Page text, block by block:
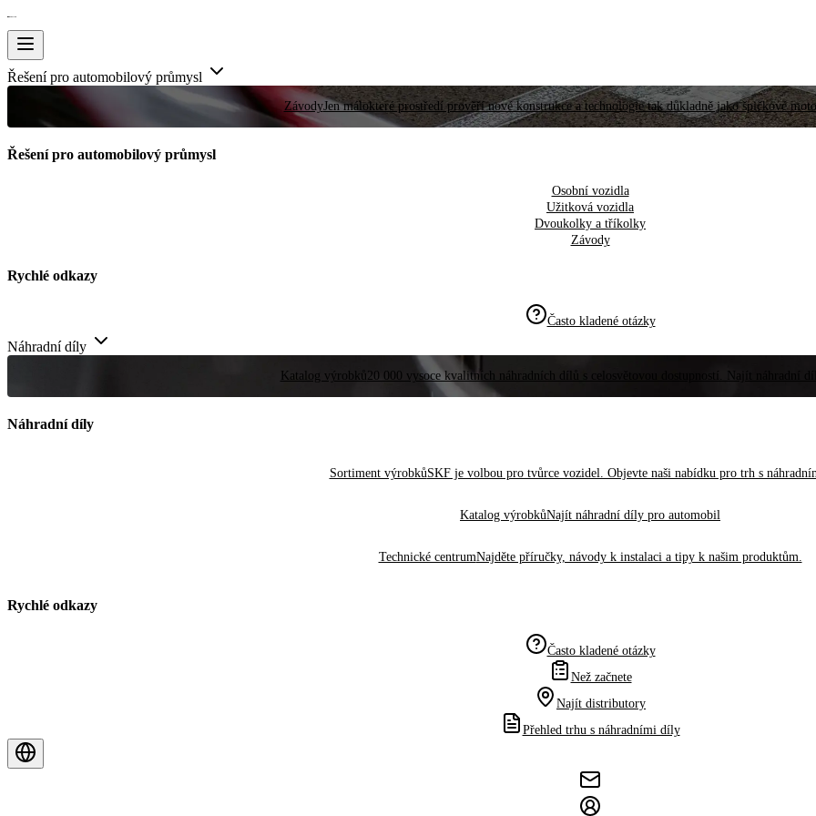
Řešení pro automobilový průmysl
ZávodyJen málokteré prostředí prověří nové konstrukce a technologie tak důkladně jako špičkové
Řešení pro automobilový průmysl
Osobní vozidla
Užitková vozidla
Dvoukolky a tříkolky
Závody
Rychlé odkazy
Často kladené otázky
Náhradní díly
Katalog výrobků20 000 vysoce kvalitních náhradních dílů s celosvětovou dostupností. Najít náhradní
Náhradní díly
Sortiment výrobkůSKF je volbou pro tvůrce vozidel. Objevte naši nabídku pro trh s
Katalog výrobkůNajít náhradní díly pro automobil
Technické centrumNajděte příručky, návody k instalaci a tipy k našim produktům.
Rychlé odkazy
Často kladené otázky
Než začnete
Najít distributory
Přehled trhu s náhradními díly